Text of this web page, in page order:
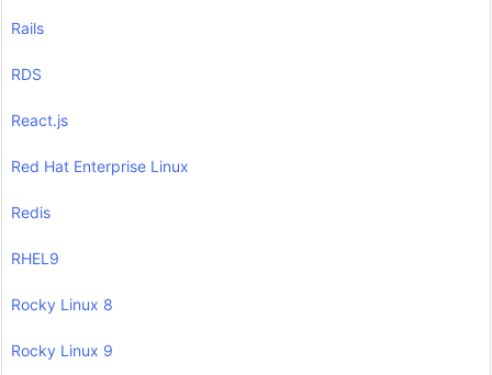
Rails
RDS
React.js
Red Hat Enterprise Linux
Redis
RHEL9
Rocky Linux 8
Rocky Linux 9